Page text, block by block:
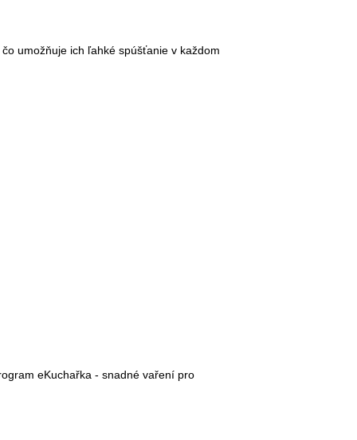
umožňuje ich ľahké spúšťanie v každom
eKuchařka - snadné vaření pro